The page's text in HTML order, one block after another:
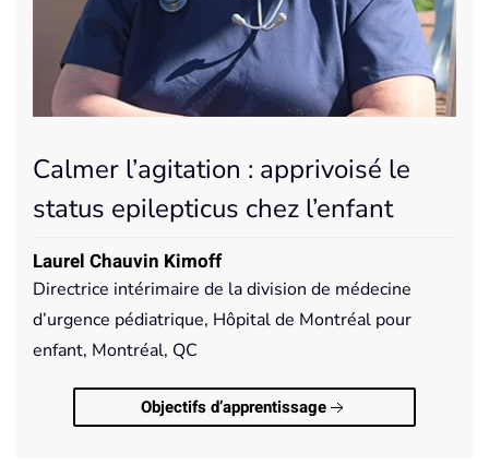
Calmer l’agitation : apprivoisé le
status epilepticus chez l’enfant
Laurel Chauvin Kimoff
Directrice intérimaire de la division de médecine
d’urgence pédiatrique, Hôpital de Montréal pour
enfant, Montréal, QC
Objectifs d’apprentissage